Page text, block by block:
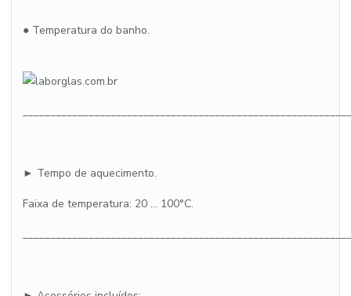
● Temperatura do banho.
► Tempo de aquecimento.
Faixa de temperatura: 20 ... 100°C.